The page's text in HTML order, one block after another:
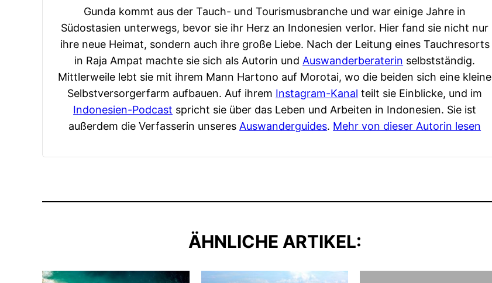
Gunda kommt aus der Tauch- und Tourismusbranche und war einige Jahre in
Südostasien unterwegs, bevor sie ihr Herz an Indonesien verlor. Hier fand sie nicht nur
ihre neue Heimat, sondern auch ihre große Liebe. Nach der Leitung eines Tauchresorts
in Raja Ampat machte sie sich als Autorin und Auswanderberaterin selbstständig.
Mittlerweile lebt sie mit ihrem Mann Hartono auf Morotai, wo die beiden sich eine kleine
Selbstversorgerfarm aufbauen. Auf ihrem Instagram-Kanal teilt sie Einblicke, und im
Indonesien-Podcast spricht sie über das Leben und Arbeiten in Indonesien. Sie ist
außerdem die Verfasserin unseres Auswanderguides. Mehr von dieser Autorin lesen
ÄHNLICHE ARTIKEL: